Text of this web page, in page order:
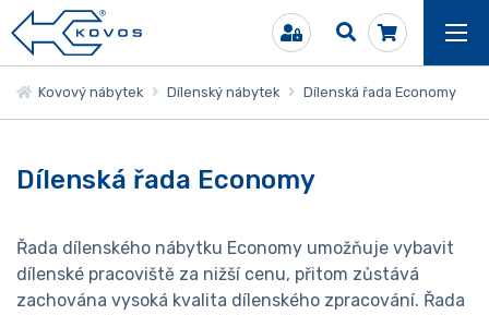
Kovový nábytek Dílenský nábytek Dílenská řada Economy
Dílenská řada Economy
Řada dílenského nábytku Economy umožňuje vybavit
dílenské pracoviště za nižší cenu, přitom zůstává
zachována vysoká kvalita dílenského zpracování. Řada